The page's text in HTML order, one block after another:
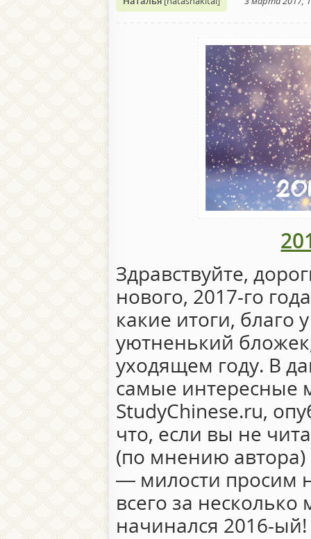
Здравствуйте,
нового, 2017-го
какие итоги, благо
уютненький
уходящем году. В
самые интересные
StudyChinese.ru,
что, если вы не
(по мнению автора)
— милости просим
всего за несколько
начинался 2016-ый!